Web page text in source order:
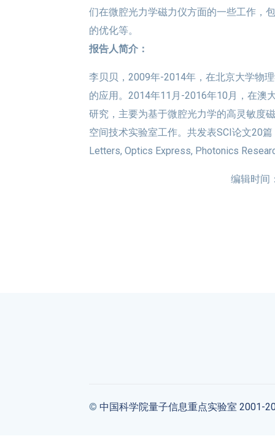
们在微腔光力学磁力仪方面的一些工作，
的优化等。
报告人简介：
李贝贝，2009年-2014年，在北京大学物
的应用。2014年11月-2016年10月，在澳
研究，主要为基于微腔光力学的高灵敏度
空间技术实验室工作。共发表SCI论文20
Letters, Optics Express, Photonics
编辑时间
© 中国科学院量子信息重点实验室 2001-